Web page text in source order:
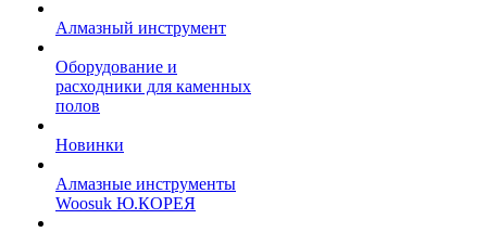
Алмазный инструмент
Оборудование и
расходники для каменных
полов
Новинки
Алмазные инструменты
Woosuk Ю.КОРЕЯ